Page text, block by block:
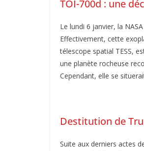
TOI-700d : une
Le lundi 6 janvier, la
Effectivement, cette
télescope spatial TESS,
une planète rocheuse
Cependant, elle se
Destitution de
Suite aux derniers actes